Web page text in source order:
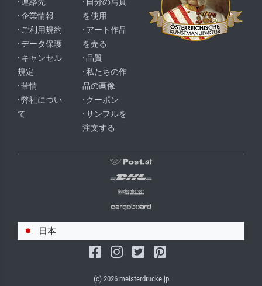
· 連絡先
· 企業情報
· ご利用規約
· データ保護
· キャンセル
規定
· 苦情
· 弊社につい
て
· 自分の写真
を使用
· アート作品
を売る
· 品質
· 私たちの作
品の画像
· クーポン
· サンプルを
注文する
日本
(c) 2026 meisterdrucke.jp